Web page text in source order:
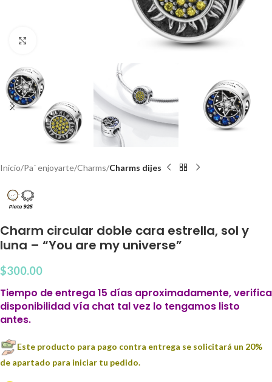
Inicio Pa´ enjoyarte Charms Charms dijes
Charm circular doble cara estrella, sol y
luna – “You are my universe”
$300.00
Tiempo de entrega 15 días aproximadamente, verifica
disponibilidad vía chat tal vez lo tengamos listo
antes.
Este producto para pago contra entrega se solicitará un 20%
de apartado para iniciar tu pedido.